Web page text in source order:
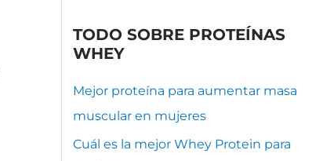
TODO SOBRE PROTEÍNAS
WHEY
Mejor proteína para aumentar masa
muscular en mujeres
Cuál es la mejor Whey Protein para